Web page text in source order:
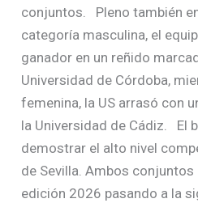
conjuntos. Pleno también
categoría masculina, el
ganador en un reñido
Universidad de Córdoba,
femenina, la US arrasó con
la Universidad de Cádiz. El
demostrar el alto nivel
de Sevilla. Ambos
edición 2026 pasando a la